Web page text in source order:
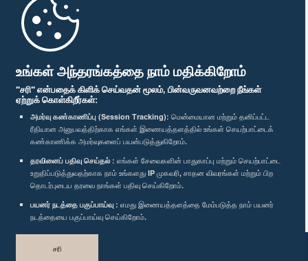
உங்கள் அந்தரங்கத்தை நாம் மதிக்கிறோம்
"சரி" என்பதைக் கிளிக் செய்வதன் மூலம், பின்வருவனவற்றை நீங்கள்
ஏற்றுக் கொள்கிறீர்கள்:
அமர்வு கண்காணிப்பு (Session Tracking): மென்மையான மற்றும் தனிப்பட்ட
ரீதியான அனுபவத்திற்காக எங்கள் இணையத்தளத்தில் உங்கள் செயற்பாட்டைக்
கண்காணிக்க அமர்வுகளைப் பயன்படுத்துகிறோம்.
தரவினைப் பதிவு செய்தல் : எங்கள் சேவைகளின் பாதுகாப்பு மற்றும் செயற்பாட்டை
உறுதிப்படுத்துவதற்காக நாம் உங்களது IP முகவரி, சாதன விவரங்கள் மற்றும் பிற
தொடர்புடைய தரவை நாங்கள் பதிவு செய்கிறோம்.
பயனர் நடத்தை பகுப்பாய்வு : எமது இணையத்தளத்தை மேம்படுத்த நாம் பயனர்
நடத்தையை பகுப்பாய்வு செய்கிறோம்.
சரி
பாராளுமன்ற கையடக்க செயலி
எம்மை பின்தொடர்க :
விருதுகள்
தனியுரிமைக் கொள்கை